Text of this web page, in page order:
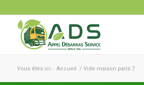
Vous êtes ici : Accueil / Vide maison paris 7